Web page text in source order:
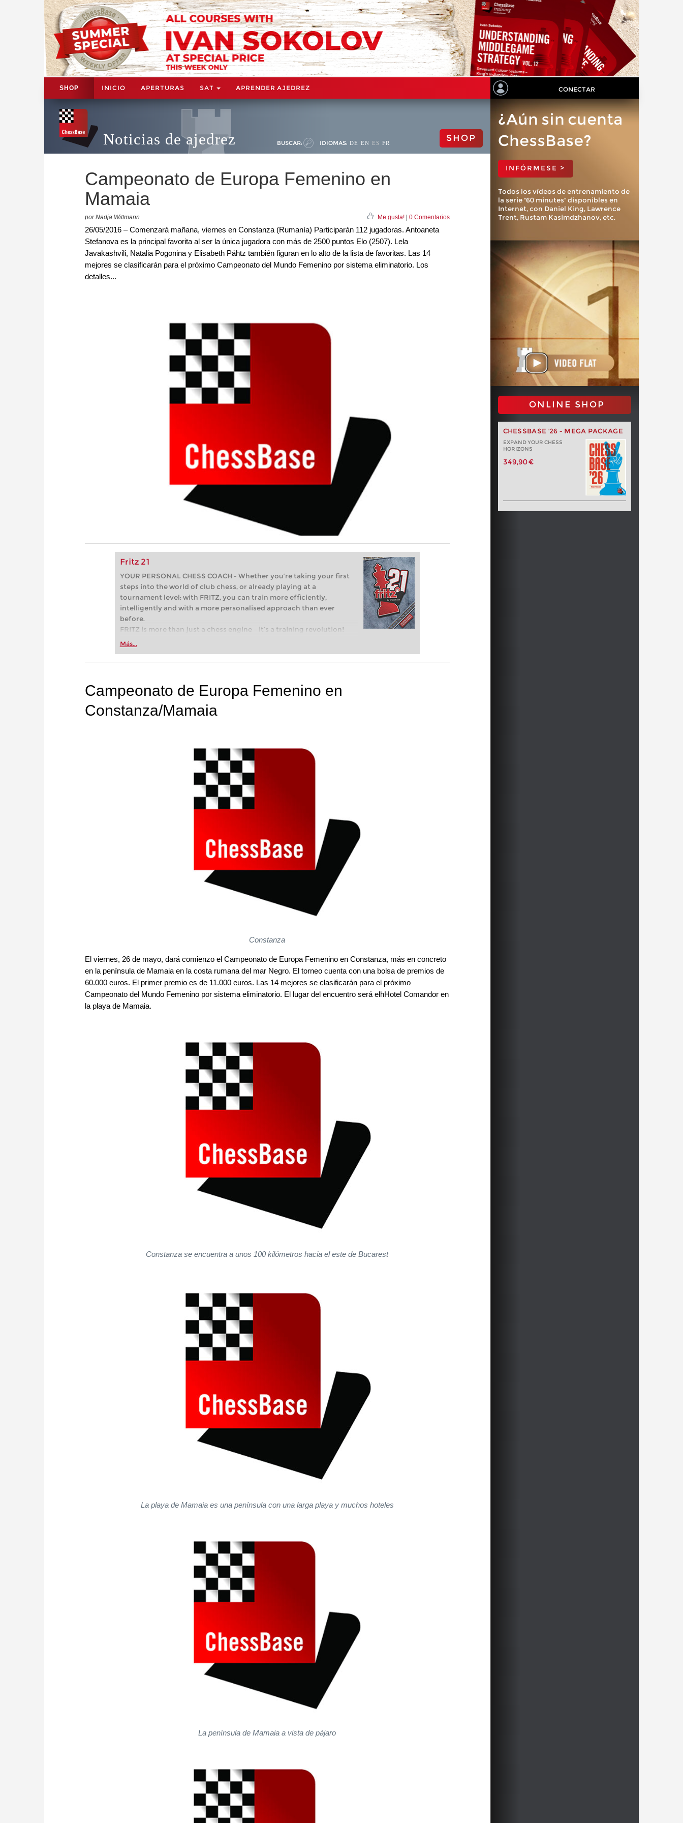
SHOP INICIO APERTURAS SAT APRENDER AJEDREZ CONECTAR
Noticias de ajedrez BUSCAR: IDIOMAS: DE EN ES FR SHOP
Campeonato de Europa Femenino en
Mamaia
por Nadja Wittmann Me gusta!| 0 Comentarios
26/05/2016 – Comenzará mañana, viernes en Constanza (Rumanía) Participarán 112 jugadoras. Antoaneta
Stefanova es la principal favorita al ser la única jugadora con más de 2500 puntos Elo (2507). Lela
Javakashvili, Natalia Pogonina y Elisabeth Pähtz también figuran en lo alto de la lista de favoritas. Las 14
mejores se clasificarán para el próximo Campeonato del Mundo Femenino por sistema eliminatorio. Los
detalles...
Fritz 21
YOUR PERSONAL CHESS COACH - Whether you’re taking your first
steps into the world of club chess, or already playing at a
tournament level: with FRITZ, you can train more efficiently,
intelligently and with a more personalised approach than ever
before.
FRITZ is more than just a chess engine – it’s a training revolution!
Whether you’re taking your first steps into the world of club chess,
more efficiently, intelligently and with a more personalised
Más...
¿Aún sin cuenta
ChessBase?
INFÓRMESE >
Todos los vídeos de entrenamiento de
la serie "60 minutes" disponibles en
Internet, con Daniel King, Lawrence
Trent, Rustam Kasimdzhanov, etc.
ONLINE SHOP
CHESSBASE '26 - MEGA PACKAGE
EXPAND YOUR CHESS
HORIZONS
349,90 €
Campeonato de Europa Femenino en
Constanza/Mamaia
Constanza
El viernes, 26 de mayo, dará comienzo el Campeonato de Europa Femenino en Constanza, más en concreto
en la península de Mamaia en la costa rumana del mar Negro. El torneo cuenta con una bolsa de premios de
60.000 euros. El primer premio es de 11.000 euros. Las 14 mejores se clasificarán para el próximo
Campeonato del Mundo Femenino por sistema eliminatorio. El lugar del encuentro será elhHotel Comandor en
la playa de Mamaia.
Constanza se encuentra a unos 100 kilómetros hacia el este de Bucarest
La playa de Mamaia es una península con una larga playa y muchos hoteles
La península de Mamaia a vista de pájaro